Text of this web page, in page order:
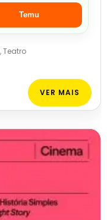
Temu
Teatro
VER MAIS